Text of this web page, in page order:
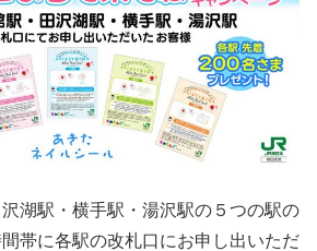
湖駅・横手駅・湯沢駅の５つの駅の
帯に各駅の改札口にお申し出いただ